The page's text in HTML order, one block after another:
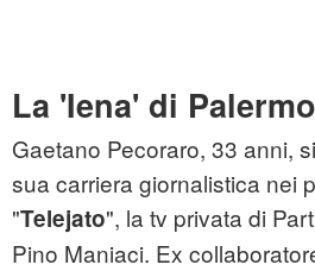
La 'Iena' di Palermo
Gaetano Pecoraro, 33 anni,
sua carriera giornalistica nei
"Telejato", la tv privata di
Pino Maniaci. Ex